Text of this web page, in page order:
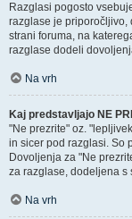
Razglasi pogosto
razglase je priporočljivo,
strani foruma, na
razglase dodeli
Na vrh
Kaj predstavljajo NE
"Ne prezrite" oz.
in sicer pod razglasi. So
Dovoljenja za "Ne
za razglase, dodeljena s
Na vrh